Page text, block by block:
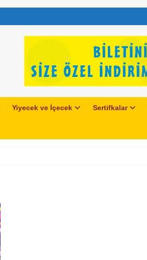
Yiyecek ve İçecek Sertifkalar